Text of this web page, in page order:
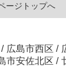
ージトップへ
/ 広島市西区 /
市安佐北区 /